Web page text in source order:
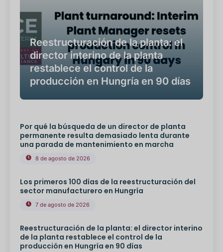
Reestructuración de la planta: el
director interino de la planta
restablece el control de la
producción en Hungría en 90 días
Por qué la búsqueda de un director de planta
permanente resulta demasiado lenta durante
una parada de mantenimiento en marcha
8 de agosto de 2026
Los primeros 100 días de la reestructuración del
sector manufacturero en Hungría
7 de agosto de 2026
Reestructuración de la planta: el director interino
de la planta restablece el control de la
producción en Hungría en 90 días